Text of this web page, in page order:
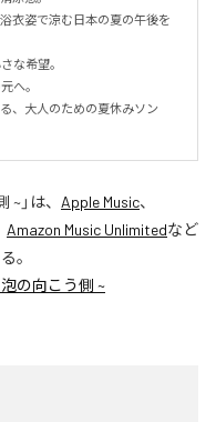
衣姿で涼む日本の夏の午後を
な希望。
へ。
、大人のための夏休みソン
~」は、 Apple Music、
Amazon Music Unlimitedなど
。
の向こう側 ~